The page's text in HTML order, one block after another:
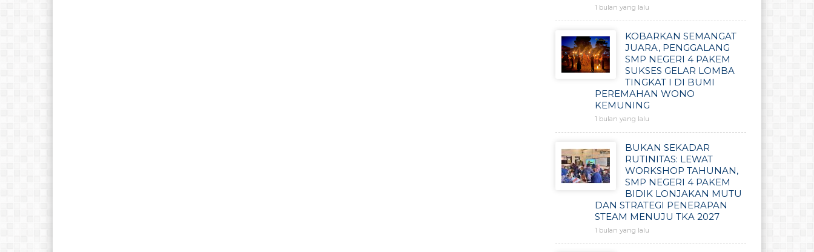
1 bulan yang lalu
KOBARKAN SEMANGAT
JUARA, PENGGALANG
SMP NEGERI 4 PAKEM
SUKSES GELAR LOMBA
TINGKAT I DI BUMI
PEREMAHAN WONO
KEMUNING
1 bulan yang lalu
BUKAN SEKADAR
RUTINITAS: LEWAT
WORKSHOP TAHUNAN,
SMP NEGERI 4 PAKEM
BIDIK LONJAKAN MUTU
DAN STRATEGI PENERAPAN
STEAM MENUJU TKA 2027
1 bulan yang lalu